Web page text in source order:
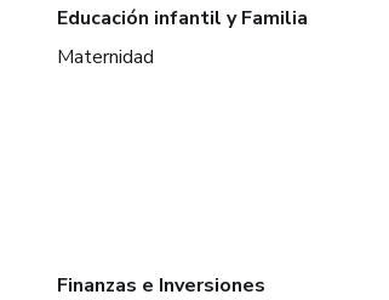
Educación infantil y Familia
Maternidad
Finanzas e Inversiones